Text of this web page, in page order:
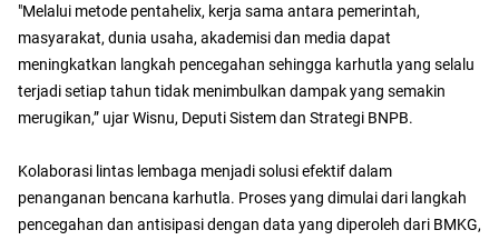
"Melalui metode pentahelix, kerja sama antara pemerintah,
masyarakat, dunia usaha, akademisi dan media dapat
meningkatkan langkah pencegahan sehingga karhutla yang selalu
terjadi setiap tahun tidak menimbulkan dampak yang semakin
merugikan,” ujar Wisnu, Deputi Sistem dan Strategi BNPB.
Kolaborasi lintas lembaga menjadi solusi efektif dalam
penanganan bencana karhutla. Proses yang dimulai dari langkah
pencegahan dan antisipasi dengan data yang diperoleh dari BMKG,